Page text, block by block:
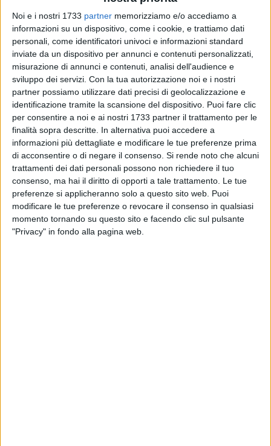
Noi e i nostri 1733 partner memorizziamo e/o accediamo a
informazioni su un dispositivo, come i cookie, e trattiamo dati
personali, come identificatori univoci e informazioni standard
inviate da un dispositivo per annunci e contenuti personalizzati,
misurazione di annunci e contenuti, analisi dell'audience e
sviluppo dei servizi. Con la tua autorizzazione noi e i nostri
partner possiamo utilizzare dati precisi di geolocalizzazione e
identificazione tramite la scansione del dispositivo. Puoi fare clic
per consentire a noi e ai nostri 1733 partner il trattamento per le
finalità sopra descritte. In alternativa puoi accedere a
informazioni più dettagliate e modificare le tue preferenze prima
di acconsentire o di negare il consenso. Si rende noto che alcuni
trattamenti dei dati personali possono non richiedere il tuo
consenso, ma hai il diritto di opporti a tale trattamento. Le tue
preferenze si applicheranno solo a questo sito web. Puoi
modificare le tue preferenze o revocare il consenso in qualsiasi
momento tornando su questo sito e facendo clic sul pulsante
"Privacy" in fondo alla pagina web.
di quei bambini che avevano ventura di frequentare l'ostico
asilo Principe di Napoli lì vicino e trovavano giovamento nel
riutilizzare quelle armi, a mò di frustino o spada o mazza
ferrata, in fantasiosi scontri medievali di cui ho un ricordo
dipinto a tinte sature. Durava poco, perchè la piazza poteva
essere percorsa solo una volta al giorno all'andata, per
tacere del ritorno. Ma riempiva l'animo di bambini quel tanto
che basta a perpetuare il ricordo per sempre.
E se, dopo i trenta, ancora si provasse quel circolare
camminamento? Le chianche sono sempre lì, rotte come
allora. E sembra che gli antichi guardiani verdi non abbiano
perso l'abitudine di combattere e disseminar rami. Hanno lo
stesso colore dei miei ricordi. Vuoi che non ti abbia vista
lassù sorridere di me? So che mi vuoi bene, e allora ancora
una volta fammi giocare. In questa piazza dall'odore antico
e dall'aspetto solenne.